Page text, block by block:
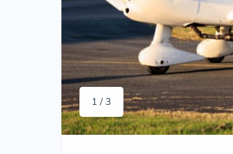
1 / 3